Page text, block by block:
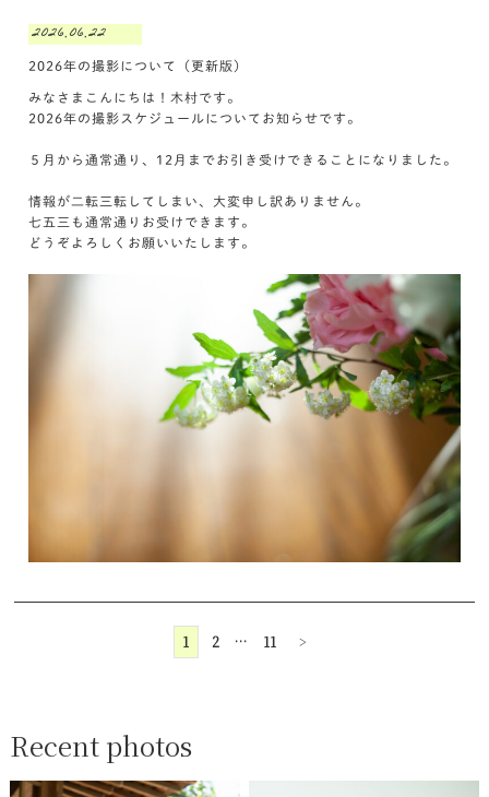
2026.06.22
2026年の撮影について（更新版）
みなさまこんにちは！木村です。
2026年の撮影スケジュールについてお知らせです。
５月から通常通り、12月までお引き受けできることになりました。
情報が二転三転してしまい、大変申し訳ありません。
七五三も通常通りお受けできます。
どうぞよろしくお願いいたします。
1 2 … 11 >
Recent photos